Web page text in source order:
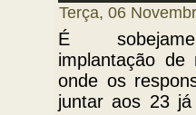
Terça, 06
É
implantação
onde os
juntar aos 23 já